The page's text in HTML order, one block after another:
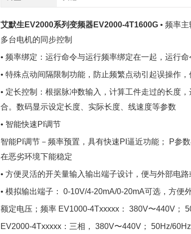
艾默生EV2000系列变频器EV2000-4T1600G• 频率主
多台电机的同步控制
• 频率绑定：运行命令与运行频率绑定在一起，运行
• 特殊点动间隔限制功能，防止频繁点动引起误操作
• 定长控制：根据脉冲数输入，计算工件走过的长度
合。数码显示设定长度、实际长度、线速度等参数
• 智能快速PI调节
智能PI调节－频率预置，具有快速PI逼近功能； P参
在恶劣环境下能稳定
• 方便灵活的开关量输入输出端子设计，便与外部电
• 模拟输出端子： 0-10V/4-20mA/0-20mA可选，方便
额定电压；频率 EV1000-4Txxxxx： 380V〜440V；
EV2000-4Txxxxx：三相， 380V〜440V； 50Hz/60Hz